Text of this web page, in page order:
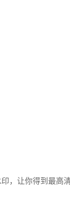
，让你得到最高